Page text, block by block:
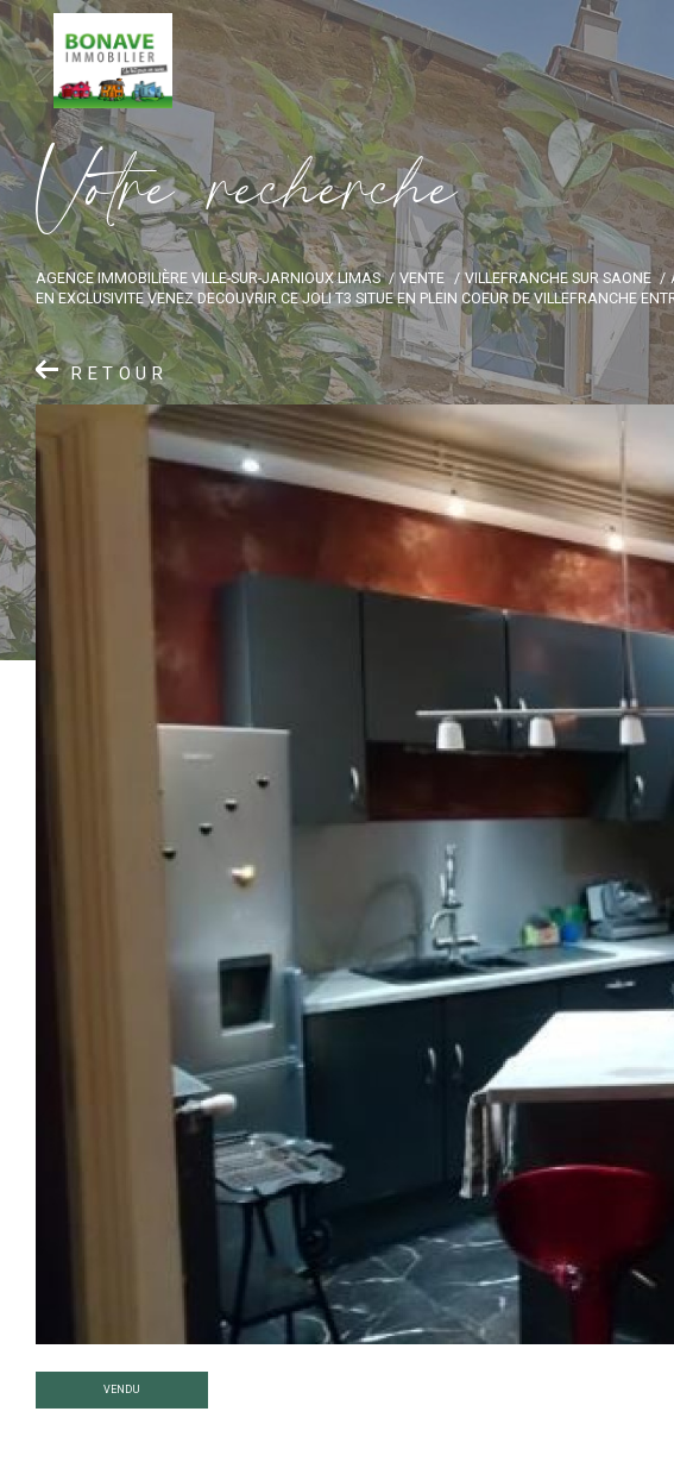
Votre recherche
AGENCE IMMOBILIÈRE VILLE-SUR-JARNIOUX LIMAS VENTE VILLEFRANCHE SUR SAONE
EN EXCLUSIVITE VENEZ DECOUVRIR CE JOLI T3 SITUE EN PLEIN COEUR DE VILLEFRANCHE
RETOUR
VENDU